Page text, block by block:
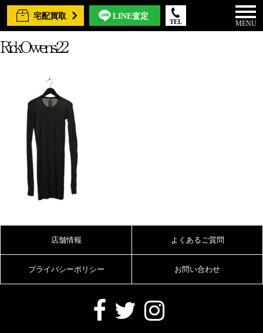
宅配買取 LINE査定
TEL MENU
RickOwens-22
店舗情報 よくあるご質問
プライバシーポリシー お問い合わせ